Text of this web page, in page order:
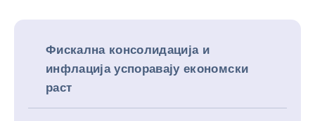
Фискална консолидација и
инфлација успоравају економски
раст